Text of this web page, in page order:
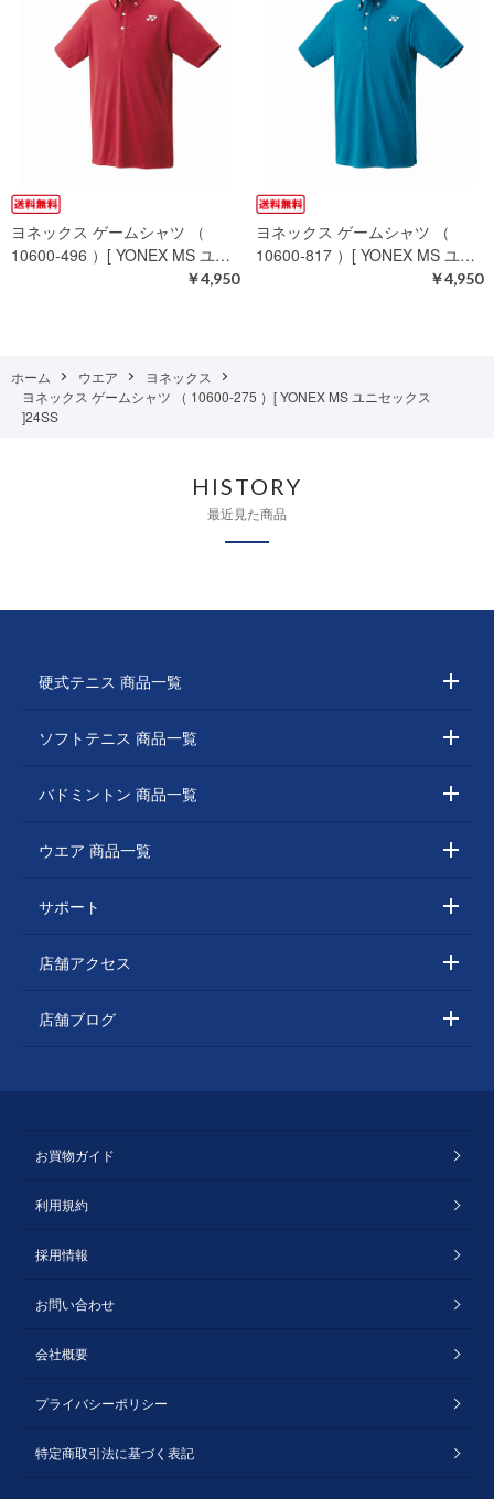
ヨネックス ゲームシャツ （
10600-496 ）[ YONEX MS ユ…
￥4,950
ヨネックス ゲームシャツ （
10600-817 ）[ YONEX MS ユ…
￥4,950
ホーム ウエア
ヨネックス
ヨネックス ゲームシャツ （ 10600-275 ）[ YONEX MS ユニセックス
]24SS
HISTORY
最近見た商品
硬式テニス 商品一覧
ソフトテニス 商品一覧
バドミントン 商品一覧
ウエア 商品一覧
サポート
店舗アクセス
店舗ブログ
お買物ガイド
利用規約
採用情報
お問い合わせ
会社概要
プライバシーポリシー
特定商取引法に基づく表記